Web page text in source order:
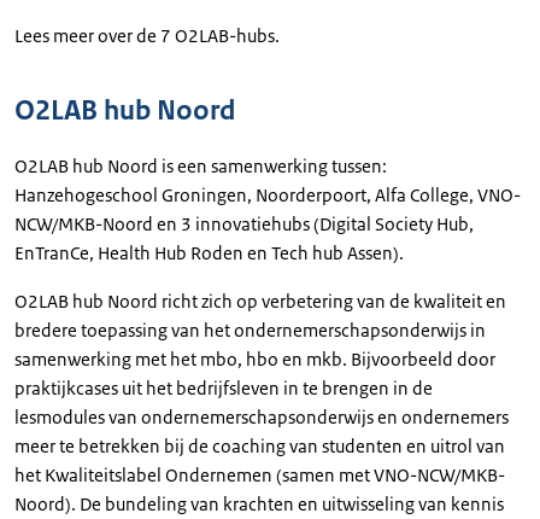
Lees meer over de 7 O2LAB-hubs.
O2LAB hub Noord
O2LAB hub Noord is een samenwerking tussen:
Hanzehogeschool Groningen, Noorderpoort, Alfa College, VNO-
NCW/MKB-Noord en 3 innovatiehubs (Digital Society Hub,
EnTranCe, Health Hub Roden en Tech hub Assen).
O2LAB hub Noord richt zich op verbetering van de kwaliteit en
bredere toepassing van het ondernemerschapsonderwijs in
samenwerking met het mbo, hbo en mkb. Bijvoorbeeld door
praktijkcases uit het bedrijfsleven in te brengen in de
lesmodules van ondernemerschapsonderwijs en ondernemers
meer te betrekken bij de coaching van studenten en uitrol van
het Kwaliteitslabel Ondernemen (samen met VNO-NCW/MKB-
Noord). De bundeling van krachten en uitwisseling van kennis